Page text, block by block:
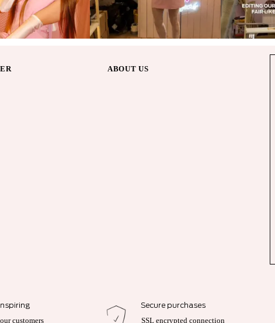
ABOUT US
customers
Secure purchases
SSL encrypted connection